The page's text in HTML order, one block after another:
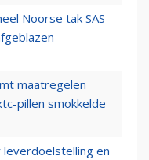
Noorse tak SAS
maatregelen
pillen smokkelde
en